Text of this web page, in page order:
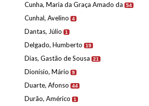
Cunha, Maria da Graça Amado da 54
Cunhal, Avelino 4
Dantas, Júlio 1
Delgado, Humberto 19
Dias, Gastão de Sousa 21
Dionísio, Mário 9
Duarte, Afonso 44
Durão, Américo 1